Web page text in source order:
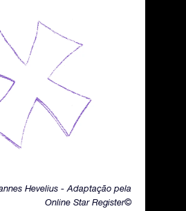
Hevelius - Adaptação pela
Online Star Register©